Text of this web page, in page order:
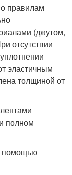
правилам
(джутом,
отсутствии
эластичным
толщиной от
полном
помощью